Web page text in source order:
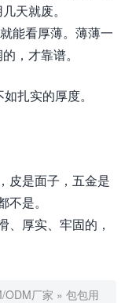
天就废。
能看厚薄。薄薄一
，才靠谱。
扎实的厚度。
皮是面子，五金是
是。
、厚实、牢固的，
ODM厂家 » 包包用